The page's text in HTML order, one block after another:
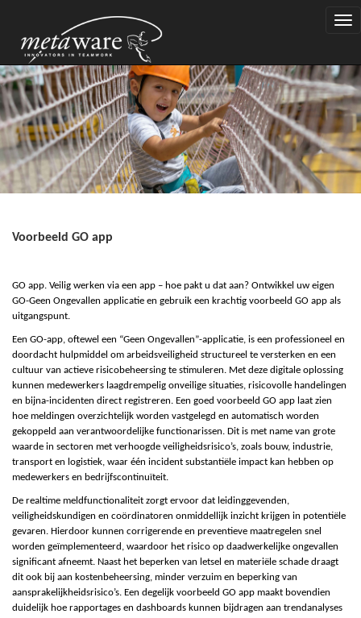
Voorbeeld GO app
GO app. Veilig werken via een app – hoe pakt u dat aan? Ontwikkel uw eigen
GO-Geen Ongevallen applicatie en gebruik een krachtig voorbeeld GO app als
uitgangspunt.
Een GO-app, oftewel een “Geen Ongevallen”-applicatie, is een professioneel en
doordacht hulpmiddel om arbeidsveiligheid structureel te versterken en een
cultuur van actieve risicobeheersing te stimuleren. Met deze digitale oplossing
kunnen medewerkers laagdrempelig onveilige situaties, risicovolle handelingen
en bijna-incidenten direct registreren. Een goed voorbeeld GO app laat zien
hoe meldingen overzichtelijk worden vastgelegd en automatisch worden
gekoppeld aan verantwoordelijke functionarissen. Dit is met name van grote
waarde in sectoren met verhoogde veiligheidsrisico’s, zoals bouw, industrie,
transport en logistiek, waar één incident substantiële impact kan hebben op
medewerkers en bedrijfscontinuïteit.
De realtime meldfunctionaliteit zorgt ervoor dat leidinggevenden,
veiligheidskundigen en coördinatoren onmiddellijk inzicht krijgen in potentiële
gevaren. Hierdoor kunnen corrigerende en preventieve maatregelen snel
worden geïmplementeerd, waardoor het risico op daadwerkelijke ongevallen
significant afneemt. Naast het beperken van letsel en materiële schade draagt
dit ook bij aan kostenbeheersing, minder verzuim en beperking van
aansprakelijkheidsrisico’s. Een degelijk voorbeeld GO app maakt bovendien
duidelijk hoe rapportages en dashboards kunnen bijdragen aan trendanalyses